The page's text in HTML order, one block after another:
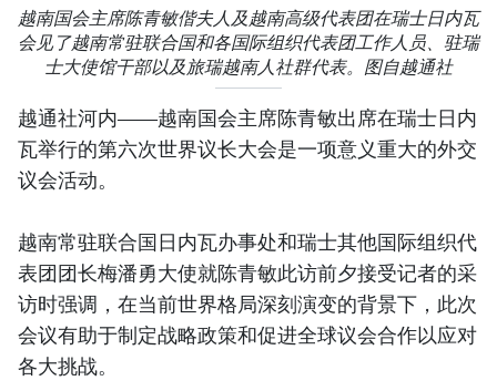
越南国会主席陈青敏偕夫人及越南高级代表团在瑞士日内瓦
会见了越南常驻联合国和各国际组织代表团工作人员、驻瑞
士大使馆干部以及旅瑞越南人社群代表。图自越通社
越通社河内——越南国会主席陈青敏出席在瑞士日内
瓦举行的第六次世界议长大会是一项意义重大的外交
议会活动。
越南常驻联合国日内瓦办事处和瑞士其他国际组织代
表团团长梅潘勇大使就陈青敏此访前夕接受记者的采
访时强调，在当前世界格局深刻演变的背景下，此次
会议有助于制定战略政策和促进全球议会合作以应对
各大挑战。